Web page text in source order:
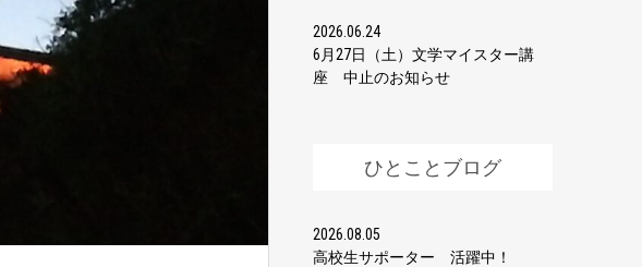
2026.06.24
6月27日（土）文学マイスター講
座 中止のお知らせ
ひとことブログ
2026.08.05
高校生サポーター 活躍中！